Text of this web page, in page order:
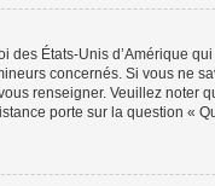
des États-Unis d’Amérique
concernés. Si vous ne
renseigner. Veuillez noter
porte sur la question «